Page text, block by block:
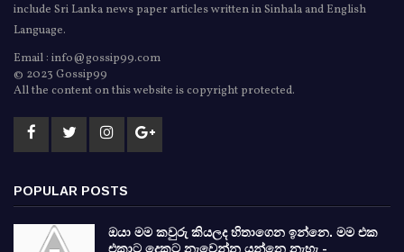
include Sri Lanka news paper articles written in Sinhala and English
Language.
Email : info@gossip99.com
© 2023 Gossip99
All the content on this website is copyright protected.
POPULAR POSTS
ඔයා මම කවුරු කියලද හිතාගෙන ඉන්නෙ. මම එක
එකාට දෙකට නැවෙන්න යන්නෙ නැහැ -